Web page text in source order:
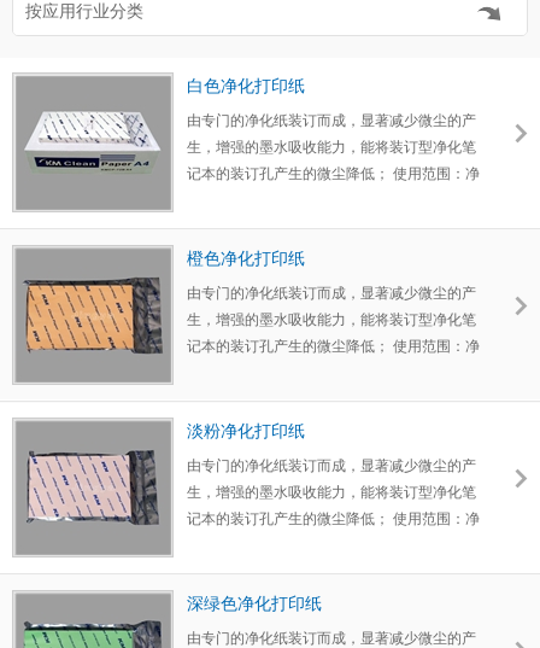
按应用行业分类
白色净化打印纸
由专门的净化纸装订而成，显著减少微尘的产
生，增强的墨水吸收能力，能将装订型净化笔
记本的装订孔产生的微尘降低； 使用范围：净
质，打印的应用而设计的 KM净化打印纸颜
色：淡蓝、淡绿、白、黄色、粉红、橙色
橙色净化打印纸
由专门的净化纸装订而成，显著减少微尘的产
生，增强的墨水吸收能力，能将装订型净化笔
记本的装订孔产生的微尘降低； 使用范围：净
质，打印的应用而设计的 KM净化打印纸颜
色：淡蓝、淡绿、白、黄色、粉红、橙色
淡粉净化打印纸
由专门的净化纸装订而成，显著减少微尘的产
生，增强的墨水吸收能力，能将装订型净化笔
记本的装订孔产生的微尘降低； 使用范围：净
质，打印的应用而设计的 KM净化打印纸颜
色：淡蓝、淡绿、白、黄色、粉红、橙色
深绿色净化打印纸
由专门的净化纸装订而成，显著减少微尘的产